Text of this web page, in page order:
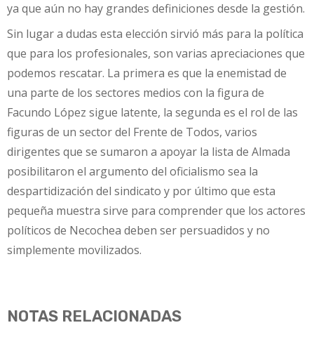
ya que aún no hay grandes definiciones desde la gestión.
Sin lugar a dudas esta elección sirvió más para la política
que para los profesionales, son varias apreciaciones que
podemos rescatar. La primera es que la enemistad de
una parte de los sectores medios con la figura de
Facundo López sigue latente, la segunda es el rol de las
figuras de un sector del Frente de Todos, varios
dirigentes que se sumaron a apoyar la lista de Almada
posibilitaron el argumento del oficialismo sea la
despartidización del sindicato y por último que esta
pequeña muestra sirve para comprender que los actores
políticos de Necochea deben ser persuadidos y no
simplemente movilizados.
NOTAS RELACIONADAS